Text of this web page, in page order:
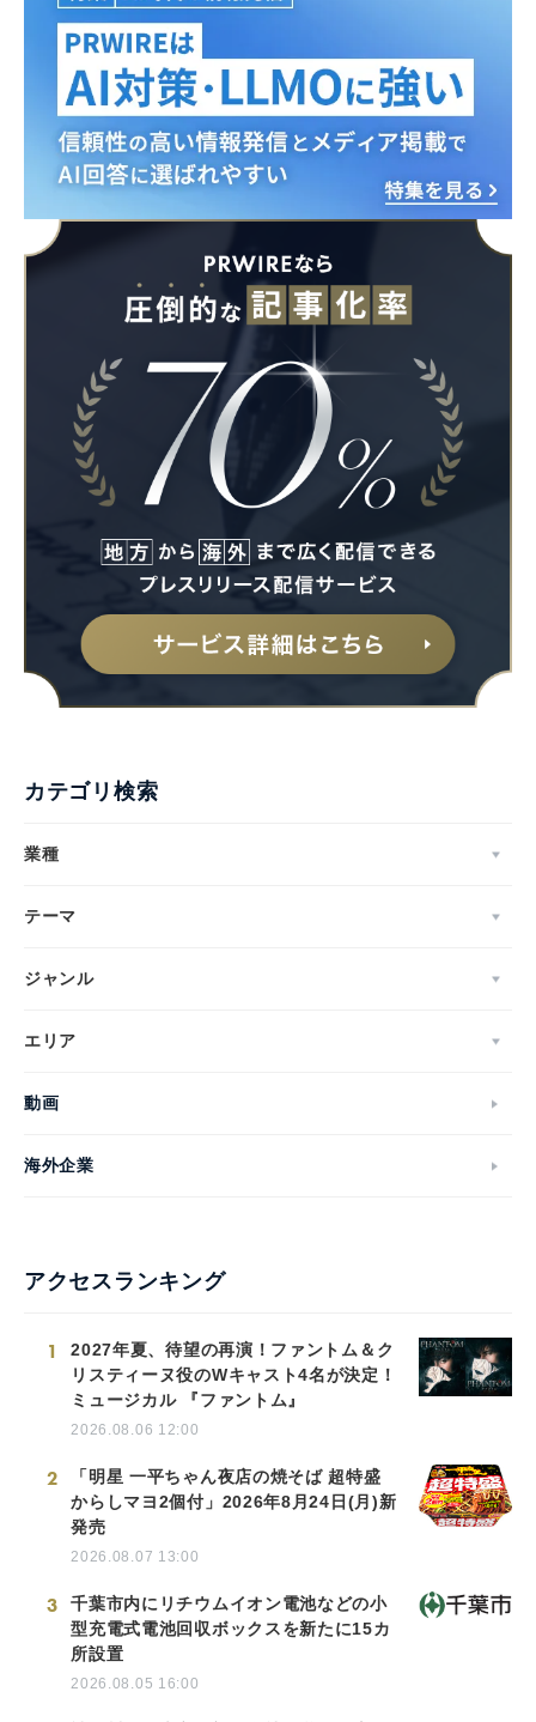
カテゴリ検索
業種
テーマ
ジャンル
エリア
動画
海外企業
アクセスランキング
1
2027年夏、待望の再演！ファントム＆ク
リスティーヌ役のWキャスト4名が決定！
ミュージカル 『ファントム』
2026.08.06 12:00
2
「明星 一平ちゃん夜店の焼そば 超特盛
からしマヨ2個付」2026年8月24日(月)新
発売
2026.08.07 13:00
3
千葉市内にリチウムイオン電池などの小
型充電式電池回収ボックスを新たに15カ
所設置
2026.08.05 16:00